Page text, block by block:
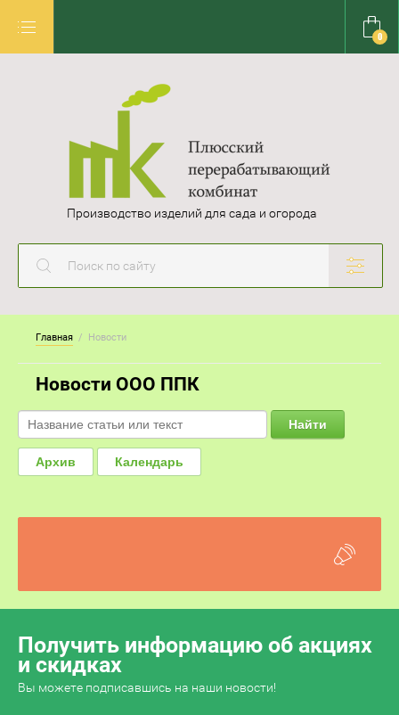
0
Производство изделий для сада и огорода
Главная
  /  Новости
Новости ООО ППК
Найти
Архив Календарь
Получить информацию об акциях
и скидках
Вы можете подписавшись на наши новости!